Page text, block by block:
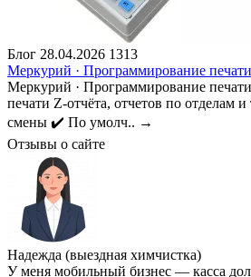
Блог 28.04.2026 1313
Меркурий · Программирование печати
Меркурий · Программирование
печати Z-отчёта, отчетов по отделам
смены ✔️ По умолч.. →
Отзывы о сайте
Надежда (выездная химчистка)
У меня мобильный бизнес — касса